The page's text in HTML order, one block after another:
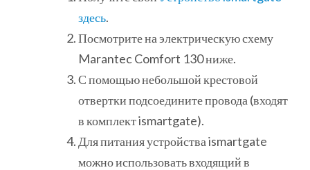
здесь.
Посмотрите на электрическую схему
Marantec Comfort 130 ниже.
С помощью небольшой крестовой
отвертки подсоедините провода (входят
в комплект ismartgate).
Для питания устройства ismartgate
можно использовать входящий в